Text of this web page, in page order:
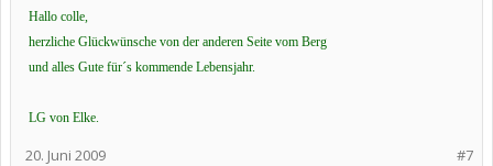
Hallo colle,
herzliche Glückwünsche von der anderen Seite vom Berg
und alles Gute für´s kommende Lebensjahr.
LG von Elke.
#7
20. Juni 2009